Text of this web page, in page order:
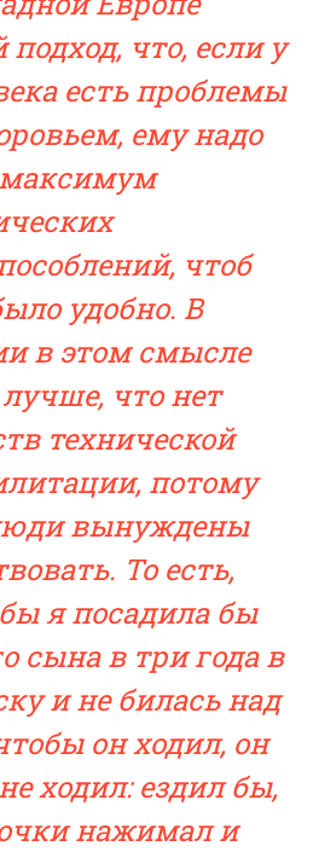
подход, что, если у
есть проблемы
ему надо
чтоб
удобно. В
в этом смысле
что нет
технической
потому
вынуждены
То есть,
я посадила бы
сына в три года в
и не билась над
он ходил, он
ходил: ездил бы,
нажимал и